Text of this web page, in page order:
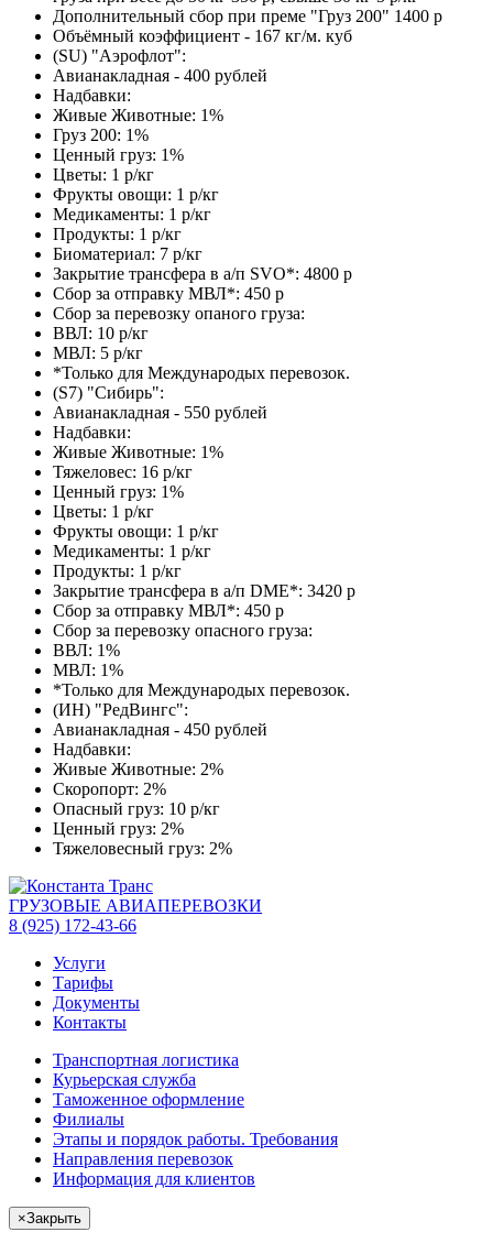
Дополнительный сбор при преме "Груз 200" 1400 р
Объёмный коэффициент - 167 кг/м. куб
(SU) "Аэрофлот":
Авианакладная - 400 рублей
Надбавки:
Живые Животные: 1%
Груз 200: 1%
Ценный груз: 1%
Цветы: 1 р/кг
Фрукты овощи: 1 р/кг
Медикаменты: 1 р/кг
Продукты: 1 р/кг
Биоматериал: 7 р/кг
Закрытие трансфера в а/п SVO*: 4800 р
Сбор за отправку МВЛ*: 450 р
Сбор за перевозку опаного груза:
ВВЛ: 10 р/кг
МВЛ: 5 р/кг
*Только для Международых перевозок.
(S7) "Сибирь":
Авианакладная - 550 рублей
Надбавки:
Живые Животные: 1%
Тяжеловес: 16 р/кг
Ценный груз: 1%
Цветы: 1 р/кг
Фрукты овощи: 1 р/кг
Медикаменты: 1 р/кг
Продукты: 1 р/кг
Закрытие трансфера в а/п DME*: 3420 р
Сбор за отправку МВЛ*: 450 р
Сбор за перевозку опасного груза:
ВВЛ: 1%
МВЛ: 1%
*Только для Международых перевозок.
(ИН) "РедВингс":
Авианакладная - 450 рублей
Надбавки:
Живые Животные: 2%
Скоропорт: 2%
Опасный груз: 10 р/кг
Ценный груз: 2%
Тяжеловесный груз: 2%
ГРУЗОВЫЕ АВИАПЕРЕВОЗКИ
8 (925) 172-43-66
Услуги
Тарифы
Документы
Контакты
Транспортная логистика
Курьерская служба
Таможенное оформление
Филиалы
Этапы и порядок работы. Требования
Направления перевозок
Информация для клиентов
×Закрыть